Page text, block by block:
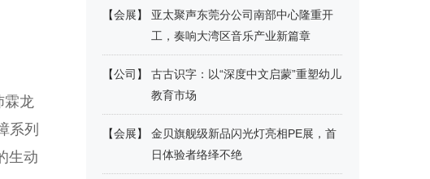
霖龙
系列
生动
【会展】
亚太聚声东莞分公司南部中心隆重开
工，奏响大湾区音乐产业新篇章
【公司 】
古古识字：以“深度中文启蒙”重塑幼儿
教育市场
【会展】
金贝旗舰级新品闪光灯亮相PE展，首
日体验者络绎不绝